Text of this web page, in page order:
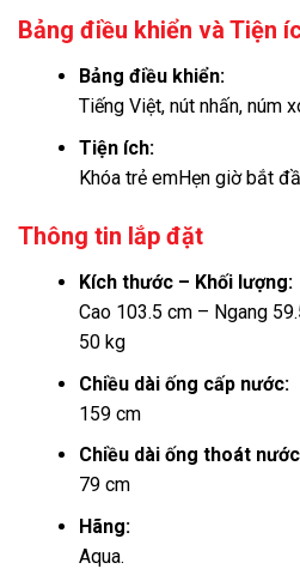
Bảng điều khiển và Tiện
Bảng điều khiển:
Tiếng Việt, nút nhấn, núm
Tiện ích:
Khóa trẻ emHẹn giờ bắt
Thông tin lắp đặt
Kích thước – Khối lượng:
Cao 103.5 cm – Ngang
50 kg
Chiều dài ống cấp nước:
159 cm
Chiều dài ống thoát
79 cm
Hãng:
Aqua.